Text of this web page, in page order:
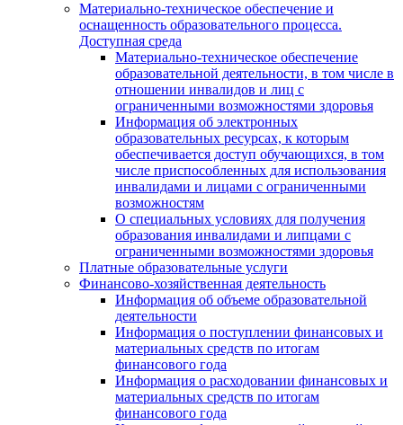
Материально-техническое обеспечение и
оснащенность образовательного процесса.
Доступная среда
Материально-техническое обеспечение
образовательной деятельности, в том числе в
отношении инвалидов и лиц с
ограниченными возможностями здоровья
Информация об электронных
образовательных ресурсах, к которым
обеспечивается доступ обучающихся, в том
числе приспособленных для использования
инвалидами и лицами с ограниченными
возможностям
О специальных условиях для получения
образования инвалидами и липцами с
ограниченными возможностями здоровья
Платные образовательные услуги
Финансово-хозяйственная деятельность
Информация об объеме образовательной
деятельности
Информация о поступлении финансовых и
материальных средств по итогам
финансового года
Информация о расходовании финансовых и
материальных средств по итогам
финансового года